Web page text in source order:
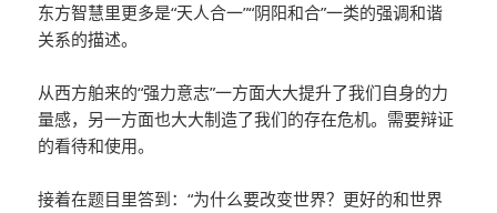
东方智慧里更多是“天人合一”“阴阳和合”一类的强调和谐
关系的描述。
从西方舶来的“强力意志”一方面大大提升了我们自身的力
量感，另一方面也大大制造了我们的存在危机。需要辩证
的看待和使用。
接着在题目里答到：“为什么要改变世界？更好的和世界